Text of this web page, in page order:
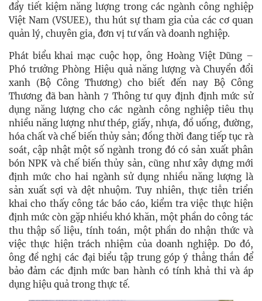
đẩy tiết kiệm năng lượng trong các ngành công nghiệp
Việt Nam (VSUEE), thu hút sự tham gia của các cơ quan
quản lý, chuyên gia, đơn vị tư vấn và doanh nghiệp.
Phát biểu khai mạc cuộc họp, ông Hoàng Việt Dũng –
Phó trưởng Phòng Hiệu quả năng lượng và Chuyển đổi
xanh (Bộ Công Thương) cho biết đến nay Bộ Công
Thương đã ban hành 7 Thông tư quy định định mức sử
dụng năng lượng cho các ngành công nghiệp tiêu thụ
nhiều năng lượng như thép, giấy, nhựa, đồ uống, đường,
hóa chất và chế biến thủy sản; đồng thời đang tiếp tục rà
soát, cập nhật một số ngành trong đó có sản xuất phân
bón NPK và chế biến thủy sản, cũng như xây dựng mới
định mức cho hai ngành sử dụng nhiều năng lượng là
sản xuất sợi và dệt nhuộm. Tuy nhiên, thực tiễn triển
khai cho thấy công tác báo cáo, kiểm tra việc thực hiện
định mức còn gặp nhiều khó khăn, một phần do công tác
thu thập số liệu, tính toán, một phần do nhận thức và
việc thực hiện trách nhiệm của doanh nghiệp. Do đó,
ông đề nghị các đại biểu tập trung góp ý thẳng thắn để
bảo đảm các định mức ban hành có tính khả thi và áp
dụng hiệu quả trong thực tế.